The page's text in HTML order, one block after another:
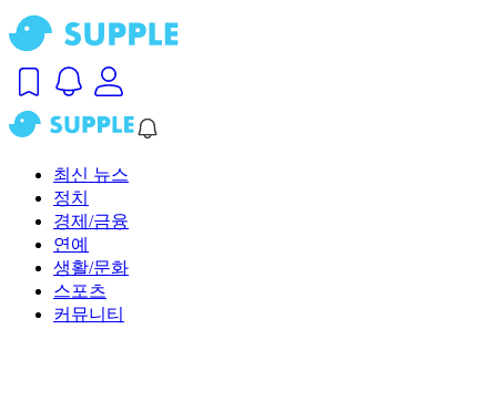
최신 뉴스
정치
경제/금융
연예
생활/문화
스포츠
커뮤니티